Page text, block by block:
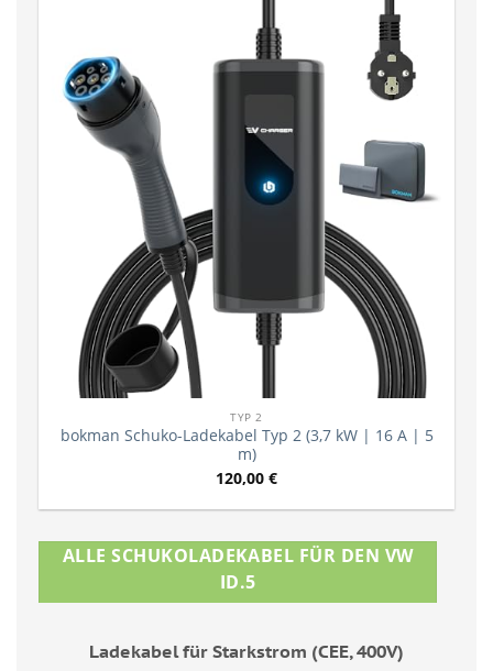
TYP 2
bokman Schuko-Ladekabel Typ 2 (3,7 kW | 16 A | 5
m)
120,00 €
ALLE SCHUKOLADEKABEL FÜR DEN VW
ID.5
Ladekabel für Starkstrom (CEE, 400V)